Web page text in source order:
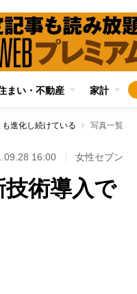
まい・不動産 家計
進化し続けている 写真一覧
16:00 女性セブン
術導入で